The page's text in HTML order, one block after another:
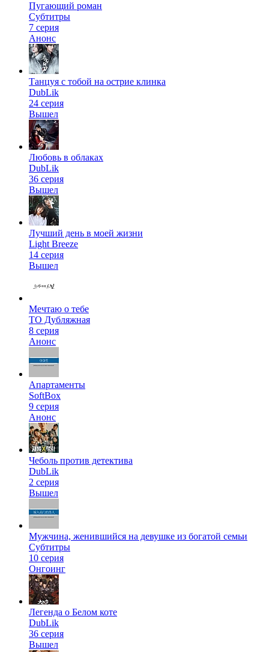
Пугающий роман
Субтитры
7 серия
Анонс
Танцуя с тобой на острие клинка
DubLik
24 серия
Вышел
Любовь в облаках
DubLik
36 серия
Вышел
Лучший день в моей жизни
Light Breeze
14 серия
Вышел
Мечтаю о тебе
ТО Дубляжная
8 серия
Анонс
Апартаменты
SoftBox
9 серия
Анонс
Чеболь против детектива
DubLik
2 серия
Вышел
Мужчина, женившийся на девушке из богатой семьи
Субтитры
10 серия
Онгоинг
Легенда о Белом коте
DubLik
36 серия
Вышел